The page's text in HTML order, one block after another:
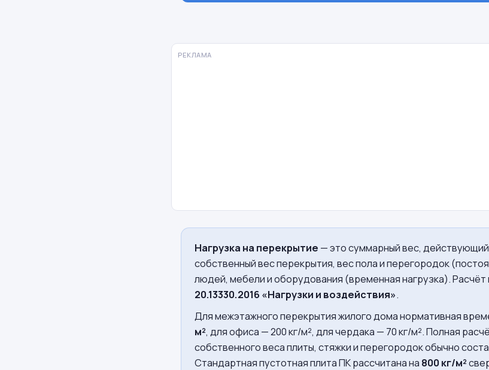
РЕКЛАМА
Нагрузка на перекрытие — это суммарный вес, действующий
собственный вес перекрытия, вес пола и перегородок
людей, мебели и оборудования (временная нагрузка). Расчёт
20.13330.2016 «Нагрузки и воздействия».
Для межэтажного перекрытия жилого дома нормативная
м², для офиса — 200 кг/м², для чердака — 70 кг/м². Полная
собственного веса плиты, стяжки и перегородок обычно
Стандартная пустотная плита ПК рассчитана на 800 кг/м²